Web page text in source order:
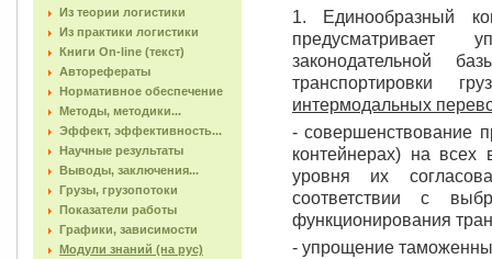
Из теории логистики
Из практики логистики
Книги On-line (текст)
Авторефераты
Нормативное обеспечение
Методы, методики...
Эффект, эффективность...
Научные результаты
Выводы, заключения...
Грузы, грузопотоки
Показатели работы
Графики, зависимости
Модули знаний (на рус)
1. Единообразный
предусматривает
законодательной
транспортировки
интермодальных
- совершенствование
контейнерах) на
уровня их
соответствии с
функционирования
- упрощение